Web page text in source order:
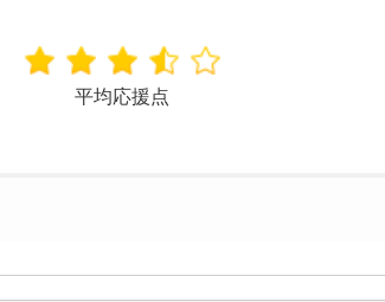
平均応援点